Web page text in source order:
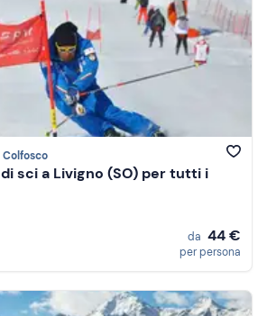
Colfosco
sci a Livigno (SO) per tutti i
da 44 €
per persona